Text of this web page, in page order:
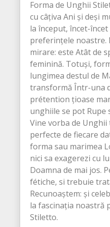
Forma de Unghii
cu câțiva Ani și deși
la început, încet-
preferințele noastre.
mirare: este Atât de
feminină. Totuși,
lungimea destul de
transformă Într-una
prétention țioase
unghiile se pot Rupe
Vine vorba de
perfecte de fiecare
forma sau marimea
nici sa exagerezi cu
Doamna de mai jos.
fétiche, si trebuie
Recunoaștem: și
la fascinația noastră
Stiletto.